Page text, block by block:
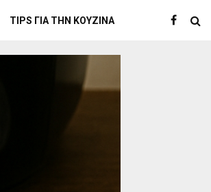
TIPS ΓΙΑ ΤΗΝ ΚΟΥΖΊΝΑ